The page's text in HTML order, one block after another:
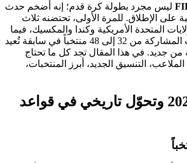
ليس مجرد بطولة كرة قدم؛ إنه أضخم حدث
على الإطلاق. للمرة الأولى، تحتضنه ثلاث
المتحدة الأمريكية وكندا والمكسيك، فيما
يتوسّع عدد المنتخبات المشاركة من 32 إلى 48 منتخباً في سابقة تُعيد
جديد. في هذا المقال تجد كل ما تحتاج
التنسيق الجديد، أبرز المنتخبات،
كأس العالم 2026 وتحوّل تاريخي في قواعد